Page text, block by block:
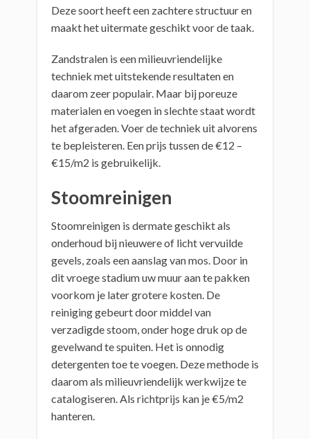
Deze soort heeft een zachtere structuur en
maakt het uitermate geschikt voor de taak.
Zandstralen is een milieuvriendelijke
techniek met uitstekende resultaten en
daarom zeer populair. Maar bij poreuze
materialen en voegen in slechte staat wordt
het afgeraden. Voer de techniek uit alvorens
te bepleisteren. Een prijs tussen de €12 –
€15/m2 is gebruikelijk.
Stoomreinigen
Stoomreinigen is dermate geschikt als
onderhoud bij nieuwere of licht vervuilde
gevels, zoals een aanslag van mos. Door in
dit vroege stadium uw muur aan te pakken
voorkom je later grotere kosten. De
reiniging gebeurt door middel van
verzadigde stoom, onder hoge druk op de
gevelwand te spuiten. Het is onnodig
detergenten toe te voegen. Deze methode is
daarom als milieuvriendelijk werkwijze te
catalogiseren. Als richtprijs kan je €5/m2
hanteren.